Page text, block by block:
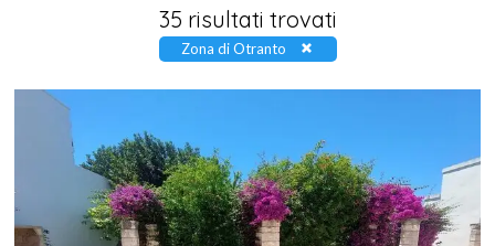
35 risultati trovati
Zona di Otranto